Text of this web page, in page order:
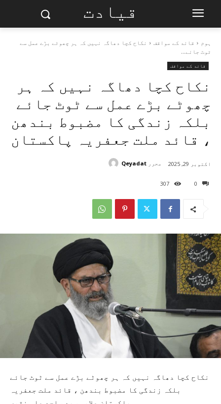
قیادت
ہوم قائد کے مواقف
نکاح کچا دھاگہ نہیں کہ ہر چھوٹے بڑے عمل سے
ٹوٹ جائے...
قائد کے مواقف
نکاح کچا دھاگہ نہیں کہ ہر
چھوٹے بڑے عمل سے ٹوٹ جائے
بلکہ زندگی کا مضبوط بندھن
، قائد ملت جعفریہ پاکستان
0
307
اکتوبر 29, 2025 محرر Qeyadat
نکاح کچا دھاگہ نہیں کہ ہر چھوٹے بڑے عمل سے ٹوٹ جائے
بلکہ زندگی کا مضبوط بندھن ، قائد ملت جعفریہ